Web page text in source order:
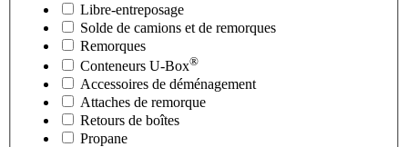
Libre-entreposage
Solde de camions et de remorques
Remorques
Conteneurs U-Box®
Accessoires de déménagement
Attaches de remorque
Retours de boîtes
Propane